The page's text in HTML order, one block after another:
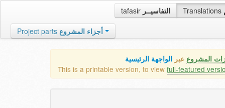
tafasir التفاسيــر Translations
Project parts أجزاء المشروع
المشروع عبر الواجهة الرئيسية
This is a printable version, to view full-featured